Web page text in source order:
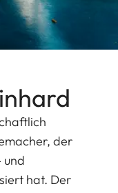
der
und
hat. Der